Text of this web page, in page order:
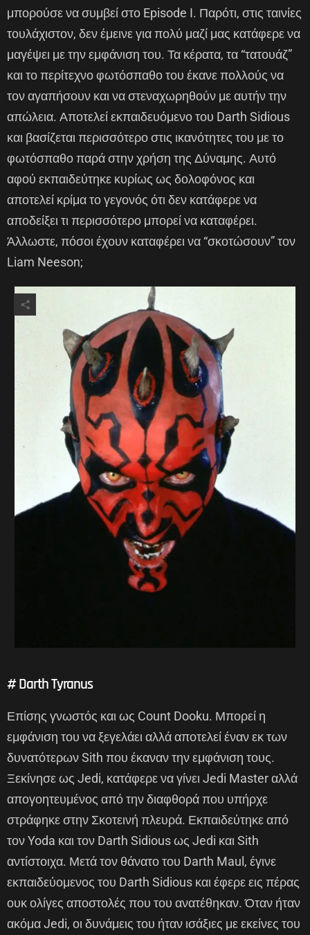
μπορούσε να συμβεί στο Episode I. Παρότι, στις ταινίες
τουλάχιστον, δεν έμεινε για πολύ μαζί μας κατάφερε να
μαγέψει με την εμφάνιση του. Τα κέρατα, τα “τατουάζ”
και το περίτεχνο φωτόσπαθο του έκανε πολλούς να
τον αγαπήσουν και να στεναχωρηθούν με αυτήν την
απώλεια. Αποτελεί εκπαιδευόμενο του Darth Sidious
και βασίζεται περισσότερο στις ικανότητες του με το
φωτόσπαθο παρά στην χρήση της Δύναμης. Αυτό
αφού εκπαιδεύτηκε κυρίως ως δολοφόνος και
αποτελεί κρίμα το γεγονός ότι δεν κατάφερε να
αποδείξει τι περισσότερο μπορεί να καταφέρει.
Άλλωστε, πόσοι έχουν καταφέρει να “σκοτώσουν” τον
Liam Neeson;
# Darth Tyranus
Επίσης γνωστός και ως Count Dooku. Μπορεί η
εμφάνιση του να ξεγελάει αλλά αποτελεί έναν εκ των
δυνατότερων Sith που έκαναν την εμφάνιση τους.
Ξεκίνησε ως Jedi, κατάφερε να γίνει Jedi Master αλλά
απογοητευμένος από την διαφθορά που υπήρχε
στράφηκε στην Σκοτεινή πλευρά. Εκπαιδεύτηκε από
τον Yoda και τον Darth Sidious ως Jedi και Sith
αντίστοιχα. Μετά τον θάνατο του Darth Maul, έγινε
εκπαιδεύομενος του Darth Sidious και έφερε εις πέρας
ουκ ολίγες αποστολές που του ανατέθηκαν. Όταν ήταν
ακόμα Jedi, οι δυνάμεις του ήταν ισάξιες με εκείνες του